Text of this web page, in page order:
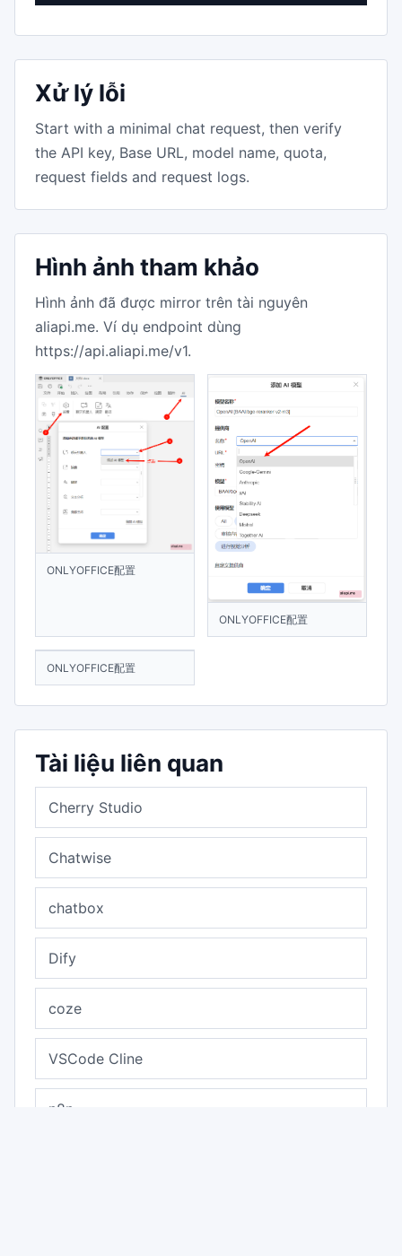
Xử lý lỗi
Start with a minimal chat request, then verify
the API key, Base URL, model name, quota,
request fields and request logs.
Hình ảnh tham khảo
Hình ảnh đã được mirror trên tài nguyên
aliapi.me. Ví dụ endpoint dùng
https://api.aliapi.me/v1.
ONLYOFFICE配置
ONLYOFFICE配置
ONLYOFFICE配置
Tài liệu liên quan
Cherry Studio
Chatwise